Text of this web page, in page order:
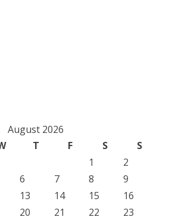
August 2026
T F S
S
1
2
6 7 8
9
13 14 15
16
20 21 22 23